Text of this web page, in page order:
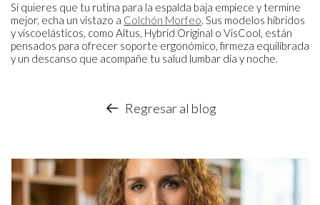
Si quieres que tu rutina para la espalda baja empiece y termine
mejor, echa un vistazo a Colchón Morfeo. Sus modelos híbridos
y viscoelásticos, como Altus, Hybrid Original o VisCool, están
pensados para ofrecer soporte ergonómico, firmeza equilibrada
y un descanso que acompañe tu salud lumbar día y noche.
Regresar al blog